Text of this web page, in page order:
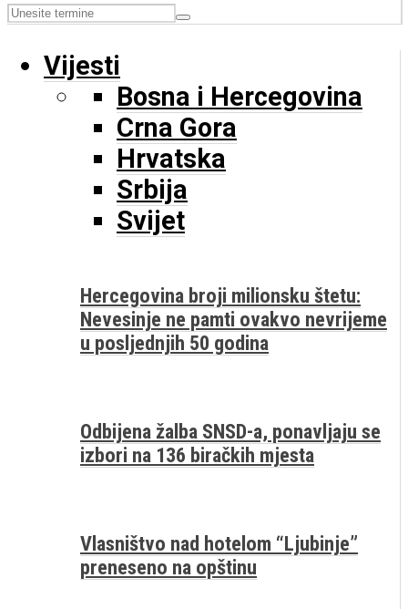
Vijesti
Bosna i Hercegovina
Crna Gora
Hrvatska
Srbija
Svijet
Hercegovina broji milionsku štetu:
Nevesinje ne pamti ovakvo nevrijeme
u posljednjih 50 godina
Odbijena žalba SNSD-a, ponavljaju se
izbori na 136 biračkih mjesta
Vlasništvo nad hotelom “Ljubinje”
preneseno na opštinu